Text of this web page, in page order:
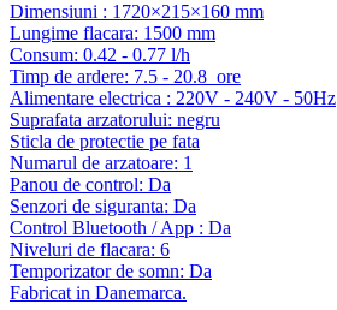
Dimensiuni : 1720×215×160 mm
Lungime flacara: 1500 mm
Consum: 0.42 - 0.77 l/h
Timp de ardere: 7.5 - 20.8 ore
Alimentare electrica : 220V - 240V - 50Hz
Suprafata arzatorului: negru
Sticla de protectie pe fata
Numarul de arzatoare: 1
Panou de control: Da
Senzori de siguranta: Da
Control Bluetooth / App : Da
Niveluri de flacara: 6
Temporizator de somn: Da
Fabricat in Danemarca.